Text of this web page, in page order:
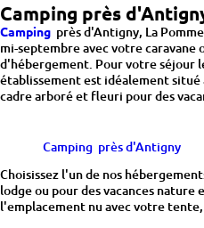
Camping près
Camping près d'Antigny, La
mi-septembre avec votre
d'hébergement. Pour votre séjour
établissement est idéalement situé
cadre arboré et fleuri pour des
Camping près d'Antigny
Choisissez l'un de nos
lodge ou pour des vacances
l'emplacement nu avec votre